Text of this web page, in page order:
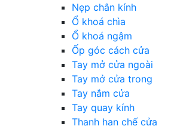
Nẹp chân kính
Ổ khoá chìa
Ổ khoá ngậm
Ốp góc cách cửa
Tay mở cửa ngoài
Tay mở cửa trong
Tay nắm cửa
Tay quay kính
Thanh hạn chế cửa